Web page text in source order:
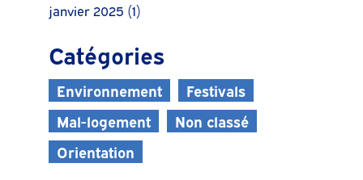
janvier 2025 (1)
Catégories
Environnement
Festivals
Mal-logement
Non classé
Orientation